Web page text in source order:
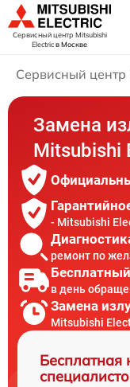
Сервисный центр Mitsubishi
Electricв Москве
Сервисный центр
Замена
Mitsubishi
- Mitsubishi
ремонт по
в день
Замена
Mitsubishi
Бесплатная